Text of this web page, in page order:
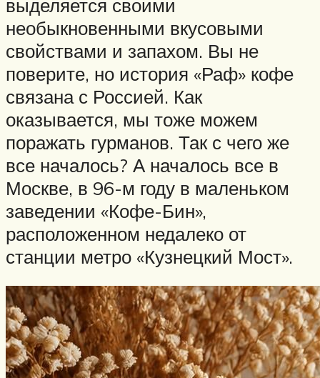
выделяется своими
необыкновенными вкусовыми
свойствами и запахом. Вы не
поверите, но история «Раф» кофе
связана с Россией. Как
оказывается, мы тоже можем
поражать гурманов. Так с чего же
все началось? А началось все в
Москве, в 96-м году в маленьком
заведении «Кофе-Бин»,
расположенном недалеко от
станции метро «Кузнецкий Мост».